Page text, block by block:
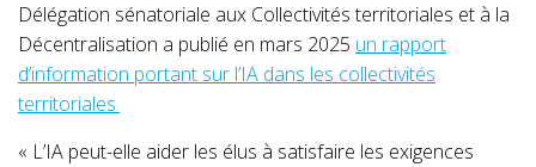
Délégation sénatoriale aux Collectivités territoriales et à la
Décentralisation a publié en mars 2025 un rapport
d’information portant sur l’IA dans les collectivités
territoriales.
« L’IA peut-elle aider les élus à satisfaire les exigences